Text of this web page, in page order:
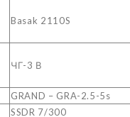
Basak 2110S
ЧГ-3 В
GRAND – GRA-2.5-5s
SSDR 7/300